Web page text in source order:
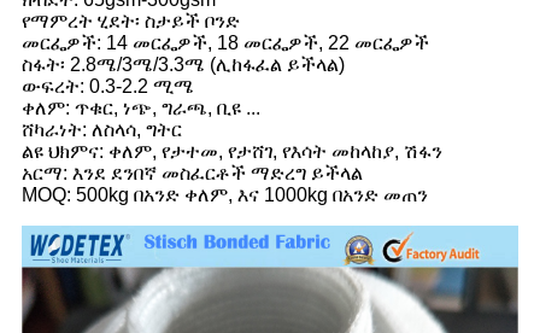
የማምረት ሂደት፡ ስታይች ቦንድ
መርፌዎች: 14 መርፌዎች, 18 መርፌዎች, 22 መርፌዎች
ስፋት፡ 2.8ሜ/3ሜ/3.3ሜ (ሊከፋፈል ይችላል)
ውፍረት: 0.3-2.2 ሚሜ
ቀለም: ጥቁር, ነጭ, ግራጫ, ቢዩ ...
ሸካራነት: ለስላሳ, ግትር
ልዩ ህክምና: ቀለም, የታተመ, የታሸገ, የእሳት መከላከያ, ሽፋን
አርማ: እንደ ደንበኛ መስፈርቶች ማድረግ ይችላል
MOQ: 500kg በአንድ ቀለም, እና 1000kg በአንድ መጠን